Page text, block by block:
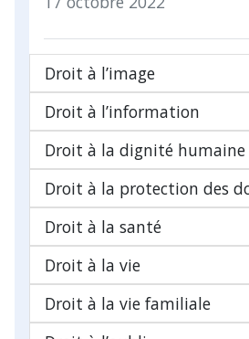
Droit à l’image
Droit à l’information
Droit à la dignité humaine
Droit à la protection des
Droit à la santé
Droit à la vie
Droit à la vie familiale